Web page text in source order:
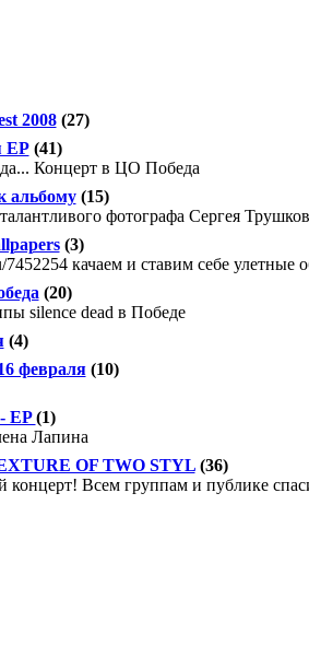
2008(27)
ЕР(41)
Концерт в ЦО Победа
альбому(15)
фотографа Сергея
(3)
качаем и ставим себе улетные
(20)
silence dead в Победе
(4)
февраля(10)
EP(1)
Лапина
OF TWO STYL(36)
концерт! Всем группам и публике